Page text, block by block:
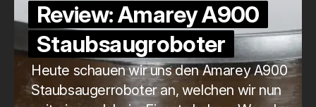
Review: Amarey A900
Staubsaugroboter
Heute schauen wir uns den Amarey A900
Staubsaugerroboter an, welchen wir nun